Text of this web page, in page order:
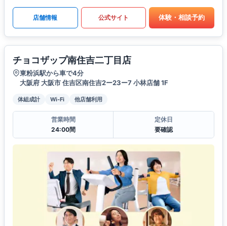
店舗情報 公式サイト 体験・相談予約
チョコザップ南住吉二丁目店
東粉浜駅から車で4分
大阪府 大阪市 住吉区南住吉2ー23ー7 小林店舗 1F
体組成計 Wi-Fi 他店舗利用
営業時間
24:00間
定休日
要確認